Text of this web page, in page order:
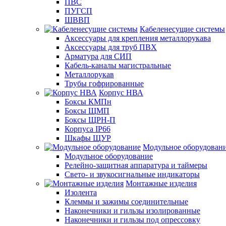
ПУГСП
ШВВП
Кабеленесущие системы
Аксессуары для крепления металлорукава
Аксессуары для труб ПВХ
Арматура для СИП
Кабель-каналы магистральные
Металлорукав
Трубы гофрированные
Корпус НВА
Боксы КМПн
Боксы ЩМП
Боксы ЩРН-П
Корпуса IP66
Шкафы ЩУР
Модульное
Модульное оборудование
Релейно-защитная аппаратура и таймеры
Свето- и звукосигнальные индикаторы
Монтажные изделия
Изолента
Клеммы и зажимы соединительные
Наконечники и гильзы изолированные
Наконечники и гильзы под опрессовку